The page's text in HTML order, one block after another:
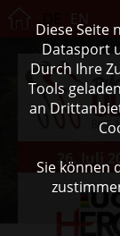
26. Juli
Diese Seite
Datasport
Durch Ihre
Tools
an
Sie können